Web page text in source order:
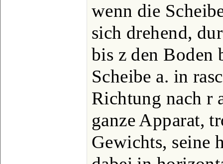
wenn die
sich drehend,
bis z den Boden
Scheibe a. in
Richtung nach r
ganze Apparat,
Gewichts, seine